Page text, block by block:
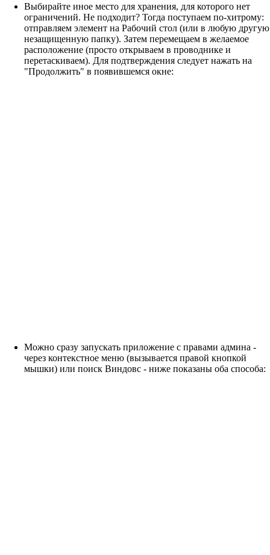
Выбирайте иное место для хранения, для которого нет
ограничений. Не подходит? Тогда поступаем по-хитрому:
отправляем элемент на Рабочий стол (или в любую другую
незащищенную папку). Затем перемещаем в желаемое
расположение (просто открываем в проводнике и
перетаскиваем). Для подтверждения следует нажать на
"Продолжить" в появившемся окне:
Можно сразу запускать приложение с правами админа -
через контекстное меню (вызывается правой кнопкой
мышки) или поиск Виндовс - ниже показаны оба способа: